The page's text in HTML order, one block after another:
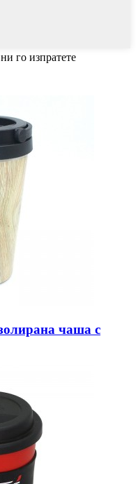
го изпратете
чаша с